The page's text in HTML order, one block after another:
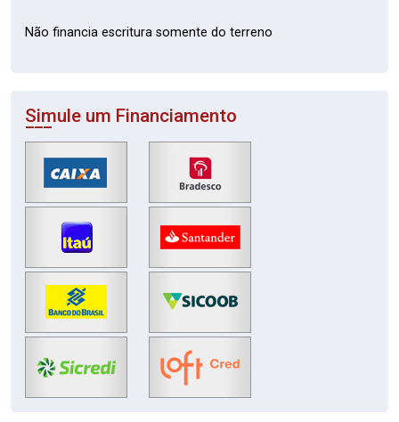
Não financia escritura somente do terreno
Simule um Financiamento